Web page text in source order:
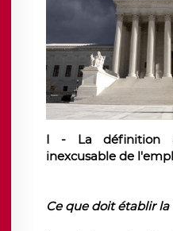
I - La définition
inexcusable de
Ce que doit établir